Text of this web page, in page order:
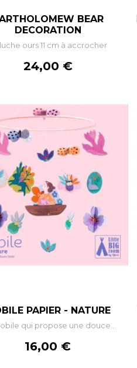
BEAR
DECORATION
ours 11 cm à accrocher
Prix
24,00 €
+
PAPIER - NATURE
qui propose une douce...
Prix
16,00 €
+